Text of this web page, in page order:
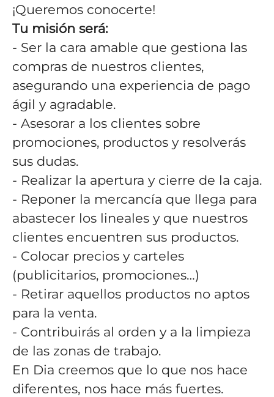
¡Queremos conocerte!
Tu misión será:
- Ser la cara amable que gestiona las
compras de nuestros clientes,
asegurando una experiencia de pago
ágil y agradable.
- Asesorar a los clientes sobre
promociones, productos y resolverás
sus dudas.
- Realizar la apertura y cierre de la caja.
- Reponer la mercancía que llega para
abastecer los lineales y que nuestros
clientes encuentren sus productos.
- Colocar precios y carteles
(publicitarios, promociones…)
- Retirar aquellos productos no aptos
para la venta.
- Contribuirás al orden y a la limpieza
de las zonas de trabajo.
En Dia creemos que lo que nos hace
diferentes, nos hace más fuertes.